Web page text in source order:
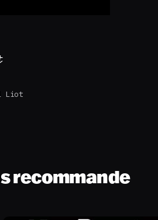
Liot
recommande